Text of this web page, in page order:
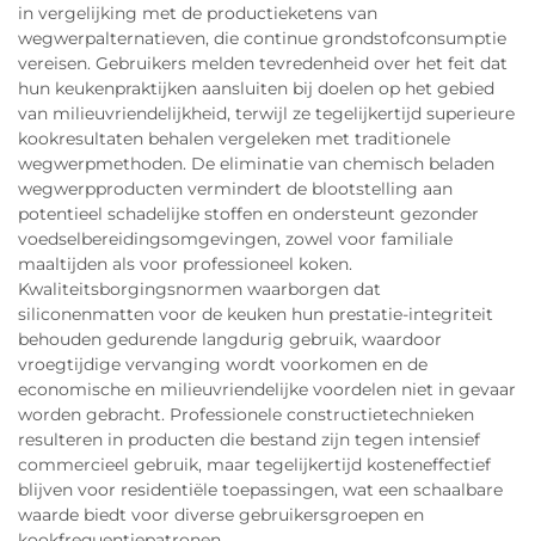
in vergelijking met de productieketens van
wegwerpalternatieven, die continue grondstofconsumptie
vereisen. Gebruikers melden tevredenheid over het feit dat
hun keukenpraktijken aansluiten bij doelen op het gebied
van milieuvriendelijkheid, terwijl ze tegelijkertijd superieure
kookresultaten behalen vergeleken met traditionele
wegwerpmethoden. De eliminatie van chemisch beladen
wegwerpproducten vermindert de blootstelling aan
potentieel schadelijke stoffen en ondersteunt gezonder
voedselbereidingsomgevingen, zowel voor familiale
maaltijden als voor professioneel koken.
Kwaliteitsborgingsnormen waarborgen dat
siliconenmatten voor de keuken hun prestatie-integriteit
behouden gedurende langdurig gebruik, waardoor
vroegtijdige vervanging wordt voorkomen en de
economische en milieuvriendelijke voordelen niet in gevaar
worden gebracht. Professionele constructietechnieken
resulteren in producten die bestand zijn tegen intensief
commercieel gebruik, maar tegelijkertijd kosteneffectief
blijven voor residentiële toepassingen, wat een schaalbare
waarde biedt voor diverse gebruikersgroepen en